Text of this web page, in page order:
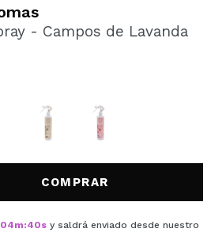
podrás realizar
revisar el estado de tus
anteriores.
CUENTA
- Campos de Lavanda
COMPRAR
04m:40s y saldrá enviado desde nuestro